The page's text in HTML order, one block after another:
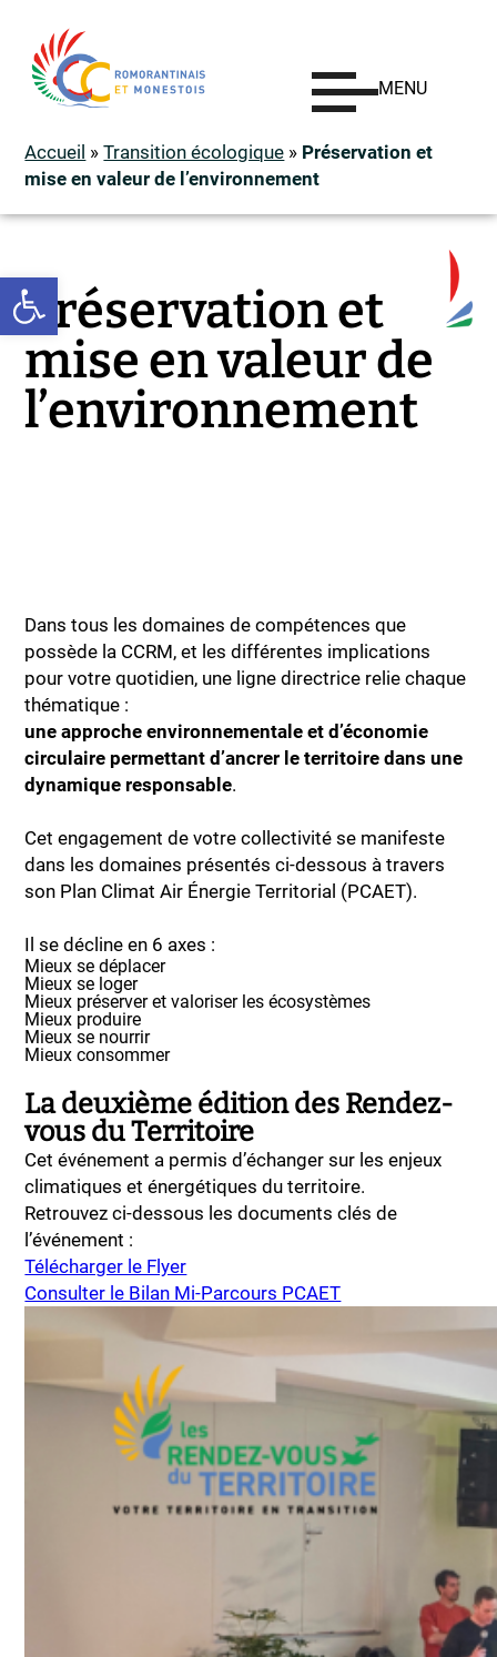
Ouvrir la barre d’outils
MENU
Accueil »Transition écologique » Préservation et
mise en valeur de l’environnement
Préservation et
mise en valeur de
l’environnement
Dans tous les domaines de compétences que
possède la CCRM, et les différentes implications
pour votre quotidien, une ligne directrice relie chaque
thématique :
une approche environnementale et d’économie
circulaire permettant d’ancrer le territoire dans une
dynamique responsable.
Cet engagement de votre collectivité se manifeste
dans les domaines présentés ci-dessous à travers
son Plan Climat Air Énergie Territorial (PCAET).
Il se décline en 6 axes :
Mieux se déplacer
Mieux se loger
Mieux préserver et valoriser les écosystèmes
Mieux produire
Mieux se nourrir
Mieux consommer
La deuxième édition des Rendez-
vous du Territoire
Cet événement a permis d’échanger sur les enjeux
climatiques et énergétiques du territoire.
Retrouvez ci-dessous les documents clés de
l’événement :
Télécharger le Flyer
Consulter le Bilan Mi-Parcours PCAET